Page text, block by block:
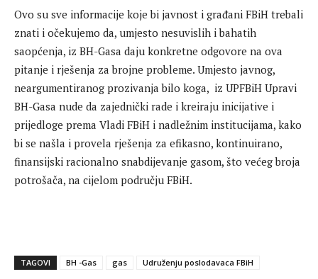
Ovo su sve informacije koje bi javnost i građani FBiH trebali
znati i očekujemo da, umjesto nesuvislih i bahatih
saopćenja, iz BH-Gasa daju konkretne odgovore na ova
pitanje i rješenja za brojne probleme. Umjesto javnog,
neargumentiranog prozivanja bilo koga, iz UPFBiH Upravi
BH-Gasa nude da zajednički rade i kreiraju inicijative i
prijedloge prema Vladi FBiH i nadležnim institucijama, kako
bi se našla i provela rješenja za efikasno, kontinuirano,
finansijski racionalno snabdijevanje gasom, što većeg broja
potrošača, na cijelom području FBiH.
TAGOVI BH -Gas gas Udruženju poslodavaca FBiH